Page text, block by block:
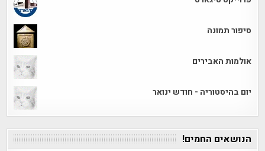
סיפור תמונה
אולמות האבירים
יום בהיסטוריה - חודש ינואר
הנושאים החמים!